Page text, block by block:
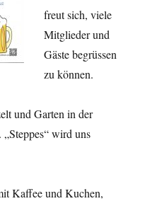
freut sich, viele
Mitglieder und
Gäste begrüssen
zu können.
und Garten in der
wird uns
Kaffee und Kuchen,